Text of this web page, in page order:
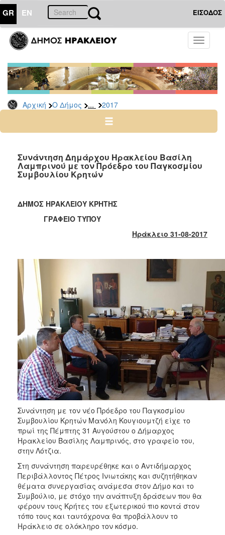
GR EN ΕΙΣΟΔΟΣ
Toggle
Αρχική Ο Δήμος ... 2017
ΔΗΜΟΣ
Δελτία
Τύπου
Αρχείο
2026
2024
2022
2016
2015
2013
2012
2011
2010
2006
ΠΟΛΙΤΙΣΜΟΣ
ΑΝΘΕΚΤΙΚΗ
ΠΟΛΗ
Συνάντηση Δημάρχου Ηρακλείου Βασίλη
Λαμπρινού με τον Πρόεδρο του Παγκοσμίου
Συμβουλίου Κρητών
ΔΗΜΟΣ ΗΡΑΚΛΕΙΟΥ ΚΡΗΤΗΣ
ΓΡΑΦΕΙΟ ΤΥΠΟΥ
Ηράκλειο 31-08-2017
Συνάντηση με τον νέο Πρόεδρο του Παγκοσμίου
Συμβουλίου Κρητών Μανόλη Κουγιουμτζή είχε το
πρωί της Πέμπτης 31 Αυγούστου ο Δήμαρχος
Ηρακλείου Βασίλης Λαμπρινός, στο γραφείο του,
στην Λότζια.
Στη συνάντηση παρευρέθηκε και ο Αντιδήμαρχος
Περιβάλλοντος Πέτρος Ινιωτάκης και συζητήθηκαν
θέματα συνεργασίας ανάμεσα στον Δήμο και το
Συμβούλιο, με στόχο την ανάπτυξη δράσεων που θα
φέρουν τους Κρήτες του εξωτερικού πιο κοντά στον
τόπο τους και ταυτόχρονα θα προβάλλουν το
Ηράκλειο σε ολόκληρο τον κόσμο.